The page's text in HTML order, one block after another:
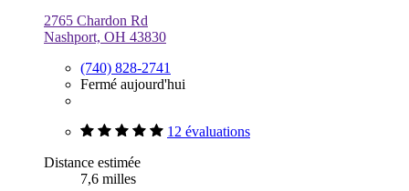
2765 Chardon Rd
Nashport, OH 43830
(740) 828-2741
Fermé aujourd'hui
12 évaluations
Distance estimée
7,6 milles